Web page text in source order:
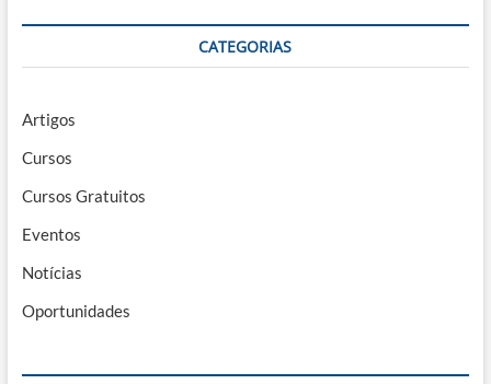
CATEGORIAS
Artigos
Cursos
Cursos Gratuitos
Eventos
Notícias
Oportunidades